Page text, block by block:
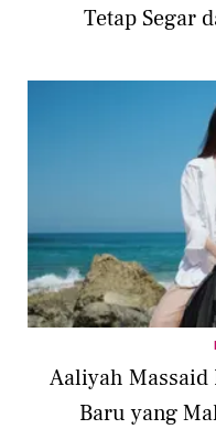
Tetap Segar
Aaliyah Massaid
Baru yang